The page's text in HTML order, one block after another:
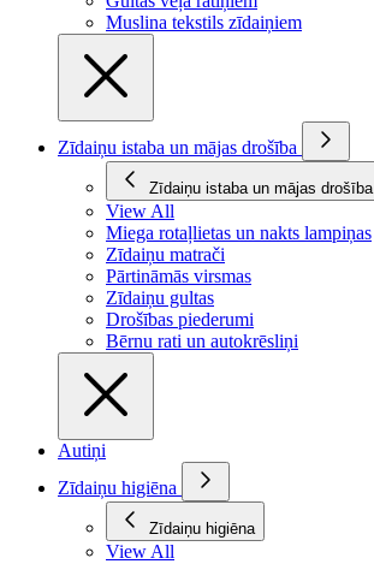
Muslina tekstils zīdaiņiem
Zīdaiņu istaba un mājas drošība
Zīdaiņu istaba un mājas drošība
View All
Miega rotaļlietas un nakts lampiņas
Zīdaiņu matrači
Pārtināmās virsmas
Zīdaiņu gultas
Drošības piederumi
Bērnu rati un autokrēsliņi
Autiņi
Zīdaiņu higiēna
Zīdaiņu higiēna
View All